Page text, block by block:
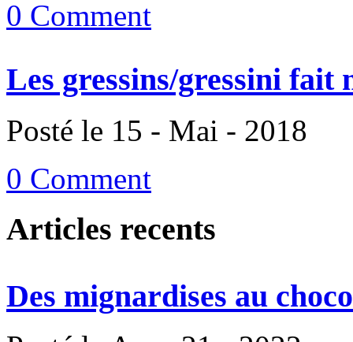
0 Comment
Les gressins/gressini fait
Posté le 15 - Mai - 2018
0 Comment
Articles recents
Des mignardises au